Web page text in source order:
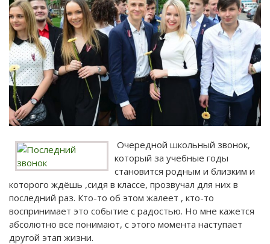
Очередной школьный звонок,
который за учебные годы
становится родным и близким и
которого ждёшь ,сидя в классе, прозвучал для них в
последний раз. Кто-то об этом жалеет , кто-то
воспринимает это событие с радостью. Но мне кажется
абсолютно все понимают, с этого момента наступает
другой этап жизни.